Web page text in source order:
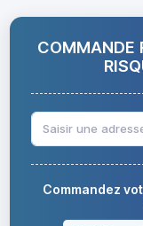
COMMANDE
Commandez